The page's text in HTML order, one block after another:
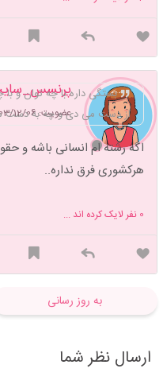
عضویت: 1403/12/06
بستگی داره با چه توان و
از دست می دی و چه به دست
اگه رشته ام انسانی باشه و
هرکشوری فرق نداره..‌
0 نفر لایک کرده اند ...
به روز رسانی
ارسال نظر شما